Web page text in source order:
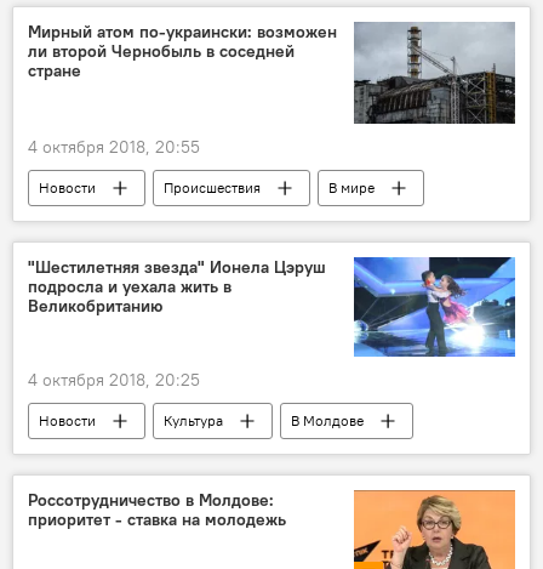
Германия
Берлин
Вашингтон
"Газпром"
поставки
Мирный атом по-украински: возможен
ли второй Чернобыль в соседней
стране
4 октября 2018, 20:55
Новости Происшествия
В мире
Политика
Общество
Украина
Россия
Республика Молдова
катастрофа
АЭС
"Шестилетняя звезда" Ионела Цэруш
подросла и уехала жить в
Великобританию
4 октября 2018, 20:25
Новости Культура
В Молдове
Общество
Ионела Цэруш
эмиграция
Россотрудничество в Молдове:
приоритет - ставка на молодежь